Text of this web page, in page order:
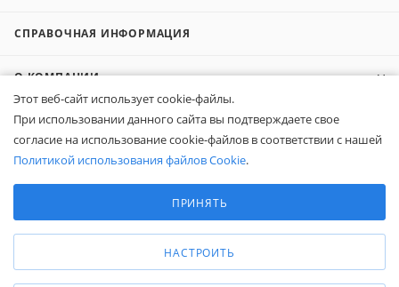
СПРАВОЧНАЯ ИНФОРМАЦИЯ
О КОМПАНИИ
КОМПАНИЯМ
ПОКУПАТЕЛЯМ
zakaz@belapex.ru
Этот веб-сайт использует cookie-файлы.
При использовании данного сайта вы подтверждаете свое
согласие на использование cookie-файлов в соответствии с нашей
Политикой использования файлов Cookie.
Аналитические/Функциональные
ПРИНЯТЬ
НАСТРОИТЬ